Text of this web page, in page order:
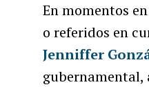
En momentos
o referidos en
Jenniffer
gubernamental,